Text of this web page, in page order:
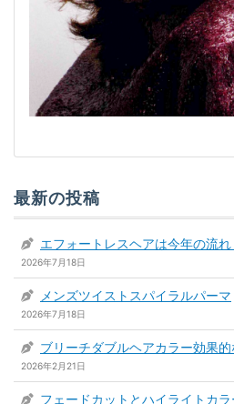
最新の投稿
エフォートレスヘアは今年の流れ
2026年7月18日
メンズツイストスパイラルパーマ
2026年7月18日
ブリーチダブルヘアカラー効果
2026年2月21日
フェードカットとハイライトカ